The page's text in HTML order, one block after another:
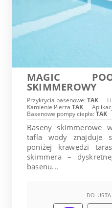
MAGIC
SKIMMEROWY
Przykrycia basenowe:TAK
Kamienie Pierra TAK
Basenowe pompy ciepła:TAK
Baseny skimmerowe
tafla wody znajduje
poniżej krawędzi
skimmera –
basenu...
DO